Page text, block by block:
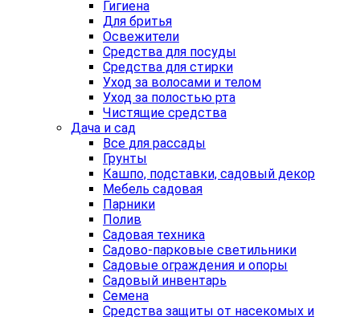
Гигиена
Для бритья
Освежители
Средства для посуды
Средства для стирки
Уход за волосами и телом
Уход за полостью рта
Чистящие средства
Дача и сад
Все для рассады
Грунты
Кашпо, подставки, садовый декор
Мебель садовая
Парники
Полив
Садовая техника
Садово-парковые светильники
Садовые ограждения и опоры
Садовый инвентарь
Семена
Средства защиты от насекомых и